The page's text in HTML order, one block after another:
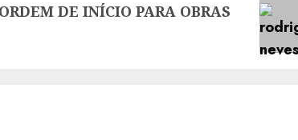
DE INÍCIO PARA OBRAS